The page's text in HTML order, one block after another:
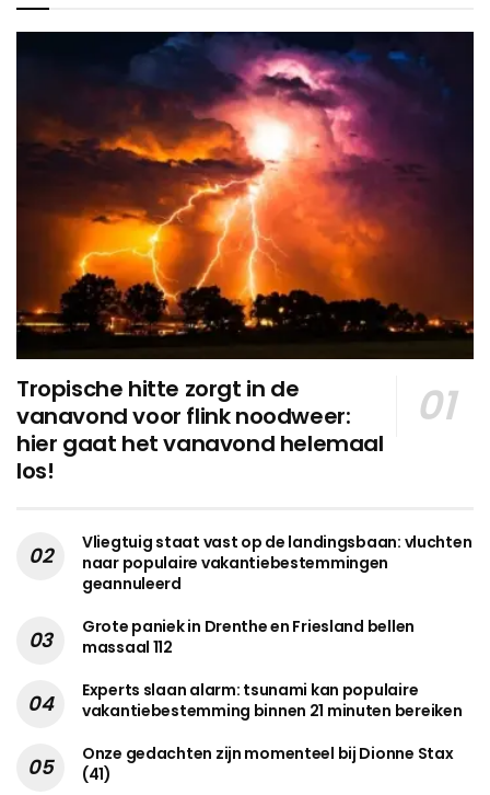
Tropische hitte zorgt in de
vanavond voor flink noodweer:
hier gaat het vanavond helemaal
los!
Vliegtuig staat vast op de landingsbaan: vluchten
naar populaire vakantiebestemmingen
geannuleerd
Grote paniek in Drenthe en Friesland bellen
massaal 112
Experts slaan alarm: tsunami kan populaire
vakantiebestemming binnen 21 minuten bereiken
Onze gedachten zijn momenteel bij Dionne Stax
(41)